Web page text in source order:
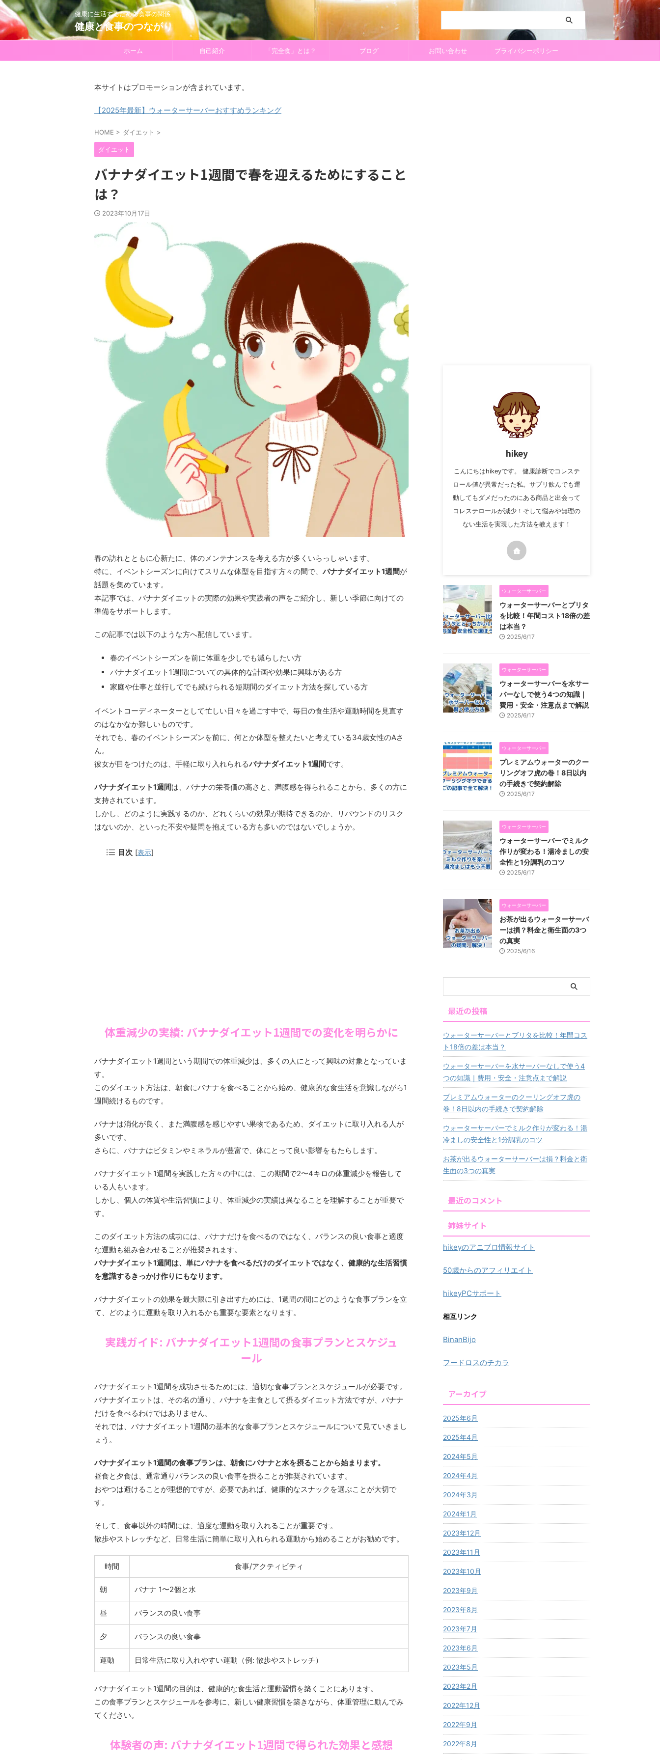
健康に生活するための食事の関係
健康と食事のつながり
ホーム 自己紹介 「完全食」とは？ ブログ お問い合わせ プライバシーポリシー
本サイトはプロモーションが含まれています。
【2025年最新】ウォーターサーバーおすすめランキング
HOME > ダイエット >
ダイエット
バナナダイエット1週間で春を迎えるためにすること
は？
2023年10月17日
春の訪れとともに心新たに、体のメンテナンスを考える方が多くいらっしゃいます。
特に、イベントシーズンに向けてスリムな体型を目指す方々の間で、 バナナダイエット1週間が
話題を集めています。
本記事では、バナナダイエットの実際の効果や実践者の声をご紹介し、新しい季節に向けての
準備をサポートします。
この記事では以下のような方へ配信しています。
春のイベントシーズンを前に体重を少しでも減らしたい方
バナナダイエット1週間についての具体的な計画や効果に興味がある方
家庭や仕事と並行してでも続けられる短期間のダイエット方法を探している方
イベントコーディネーターとして忙しい日々を過ごす中で、毎日の食生活や運動時間を見直す
のはなかなか難しいものです。
それでも、春のイベントシーズンを前に、何とか体型を整えたいと考えている34歳女性のAさ
ん。
彼女が目をつけたのは、手軽に取り入れられるバナナダイエット1週間です。
バナナダイエット1週間は、バナナの栄養価の高さと、満腹感を得られることから、多くの方に
支持されています。
しかし、どのように実践するのか、どれくらいの効果が期待できるのか、リバウンドのリスク
はないのか、といった不安や疑問を抱えている方も多いのではないでしょうか。
目次 [表示]
体重減少の実績: バナナダイエット1週間での変化を明らかに
バナナダイエット1週間という期間での体重減少は、多くの人にとって興味の対象となっていま
す。
このダイエット方法は、朝食にバナナを食べることから始め、健康的な食生活を意識しながら1
週間続けるものです。
バナナは消化が良く、また満腹感を感じやすい果物であるため、ダイエットに取り入れる人が
多いです。
さらに、バナナはビタミンやミネラルが豊富で、体にとって良い影響をもたらします。
バナナダイエット1週間を実践した方々の中には、この期間で2〜4キロの体重減少を報告して
いる人もいます。
しかし、個人の体質や生活習慣により、体重減少の実績は異なることを理解することが重要で
す。
このダイエット方法の成功には、バナナだけを食べるのではなく、バランスの良い食事と適度
な運動も組み合わせることが推奨されます。
バナナダイエット1週間は、単にバナナを食べるだけのダイエットではなく、健康的な生活習慣
を意識するきっかけ作りにもなります。
バナナダイエットの効果を最大限に引き出すためには、1週間の間にどのような食事プランを立
て、どのように運動を取り入れるかも重要な要素となります。
実践ガイド: バナナダイエット1週間の食事プランとスケジュ
ール
バナナダイエット1週間を成功させるためには、適切な食事プランとスケジュールが必要です。
バナナダイエットは、その名の通り、バナナを主食として摂るダイエット方法ですが、バナナ
だけを食べるわけではありません。
それでは、バナナダイエット1週間の基本的な食事プランとスケジュールについて見ていきまし
ょう。
バナナダイエット1週間の食事プランは、朝食にバナナと水を摂ることから始まります。
昼食と夕食は、通常通りバランスの良い食事を摂ることが推奨されています。
おやつは避けることが理想的ですが、必要であれば、健康的なスナックを選ぶことが大切で
す。
そして、食事以外の時間には、適度な運動を取り入れることが重要です。
散歩やストレッチなど、日常生活に簡単に取り入れられる運動から始めることがお勧めです。
時間 食事/アクティビティ
朝 バナナ 1〜2個と水
昼 バランスの良い食事
夕 バランスの良い食事
運動 日常生活に取り入れやすい運動（例: 散歩やストレッチ）
バナナダイエット1週間の目的は、健康的な食生活と運動習慣を築くことにあります。
この食事プランとスケジュールを参考に、新しい健康習慣を築きながら、体重管理に励んでみ
てください。
体験者の声: バナナダイエット1週間で得られた効果と感想
hikey
こんにちはhikeyです。 健康診断でコレステ
ロール値が異常だった私。サプリ飲んでも運
動してもダメだったのにある商品と出会って
コレステロールが減少！そして悩みや無理の
ない生活を実現した方法を教えます！
ウォーターサーバー
ウォーターサーバーとブリタ
を比較！年間コスト18倍の差
は本当？
2025/6/17
ウォーターサーバー
ウォーターサーバーを水サー
バーなしで使う4つの知識｜
費用・安全・注意点まで解説
2025/6/17
ウォーターサーバー
プレミアムウォーターのクー
リングオフ虎の巻！8日以内
の手続きで契約解除
2025/6/17
ウォーターサーバー
ウォーターサーバーでミルク
作りが変わる！湯冷ましの安
全性と1分調乳のコツ
2025/6/17
ウォーターサーバー
お茶が出るウォーターサーバ
ーは損？料金と衛生面の3つ
の真実
2025/6/16
最近の投稿
ウォーターサーバーとブリタを比較！年間コス
ト18倍の差は本当？
ウォーターサーバーを水サーバーなしで使う4
つの知識｜費用・安全・注意点まで解説
プレミアムウォーターのクーリングオフ虎の
巻！8日以内の手続きで契約解除
ウォーターサーバーでミルク作りが変わる！湯
冷ましの安全性と1分調乳のコツ
お茶が出るウォーターサーバーは損？料金と衛
生面の3つの真実
最近のコメント
姉妹サイト
hikeyのアニブロ情報サイト
50歳からのアフィリエイト
hikeyPCサポート
相互リンク
BinanBijo
フードロスのチカラ
アーカイブ
2025年6月
2025年4月
2024年5月
2024年4月
2024年3月
2024年1月
2023年12月
2023年11月
2023年10月
2023年9月
2023年8月
2023年7月
2023年6月
2023年5月
2023年2月
2022年12月
2022年9月
2022年8月